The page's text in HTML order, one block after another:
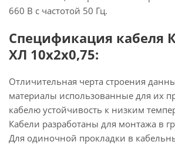
660 В с частотой 50 Гц.
Спецификация кабеля
ХЛ 10х2х0,75:
Отличительная черта строения
материалы использованные для их
кабелю устойчивость к низким
Кабели разработаны для монтажа в
Для одиночной прокладки в